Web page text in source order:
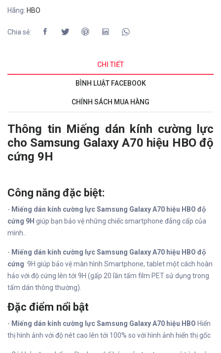
Hãng: HBO
Chia sẻ:
CHI TIẾT
BÌNH LUẬT FACEBOOK
CHÍNH SÁCH MUA HÀNG
Thông tin Miếng dán kính cường lực
cho Samsung Galaxy A70 hiệu HBO độ
cứng 9H
Công năng đặc biệt:
- Miếng dán kính cường lực Samsung Galaxy A70 hiệu HBO độ
cứng 9H giúp bạn bảo vệ những chiếc smartphone đẳng cấp của
mình..
- Miếng dán kính cường lực Samsung Galaxy A70 hiệu HBO độ
cứng 9H giúp bảo vệ màn hình Smartphone, tablet một cách hoàn
hảo với độ cứng lên tới 9H (gấp 20 lần tấm film PET sử dụng trong
tấm dán thông thường).
Đặc điểm nổi bật
- Miếng dán kính cường lực Samsung Galaxy A70 hiệu HBO Hiển
thị hình ảnh với độ nét cao lên tới 100% so với hình ảnh hiển thị gốc